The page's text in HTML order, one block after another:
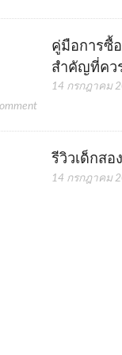
คู่มือการซื้
สำคัญที่คว
14 กรกฎาคม
รีวิวเด็กสอ
14 กรกฎาคม